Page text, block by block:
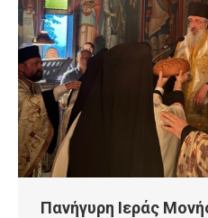
Πανήγυρη Ιεράς